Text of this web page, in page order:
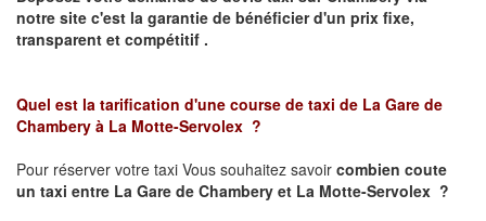
notre site c'est la garantie de bénéficier d'un prix fixe,
transparent et compétitif .
Quel est la tarification d'une course de taxi de La Gare de
Chambery à La Motte-Servolex ?
Pour réserver votre taxi Vous souhaitez savoir combien coute
un taxi entre La Gare de Chambery et La Motte-Servolex ?